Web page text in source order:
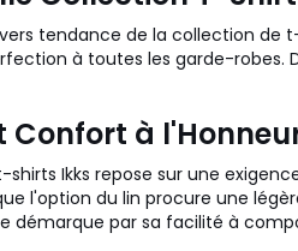
tendance de la collection
à toutes les garde-robes.
Confort à
shirts Ikks repose sur une
l'option du lin procure une
démarque par sa facilité à